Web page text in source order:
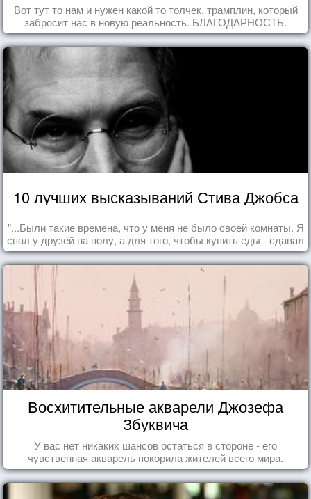
Вот тут то нам и нужен какой то толчек, трамплин, который
забросит нас в новую реальность. БЛАГОДАРНОСТЬ.
10 лучших высказываний Стива Джобса
"...Были такие времена, что у меня не было своей комнаты. Я
спал у друзей на полу, а для того, чтобы купить еды - сдавал
бутылки из под кока-колы"
Восхитительные акварели Джозефа
Збуквича
У вас нет никаких шансов остаться в стороне - его
чувственная акварель покорила жителей всего мира.